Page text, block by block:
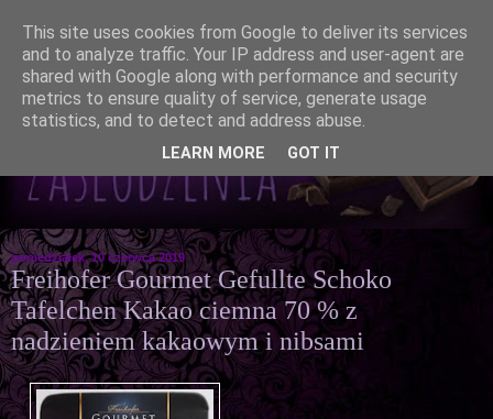
poniedziałek, 10 czerwca 2019
Freihofer Gourmet Gefullte Schoko
Tafelchen Kakao ciemna 70 % z
nadzieniem kakaowym i nibsami
This site uses cookies from Google to deliver its services
and to analyze traffic. Your IP address and user-agent are
shared with Google along with performance and security
metrics to ensure quality of service, generate usage
statistics, and to detect and address abuse.
LEARN MORE GOT IT